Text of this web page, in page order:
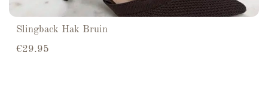
Slingback Hak Bruin
€29.95